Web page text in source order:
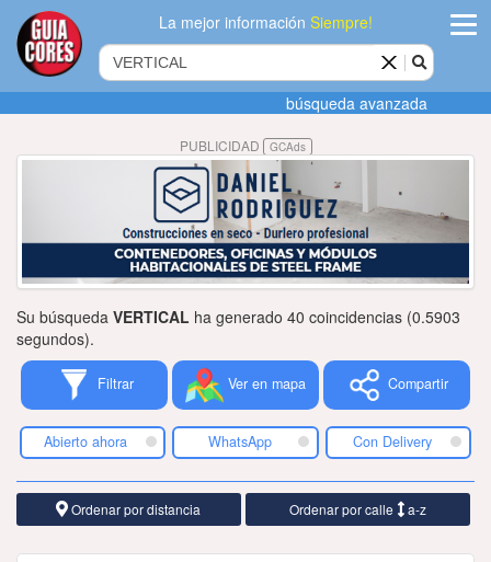
La mejor informaciónSiempre!
Agregar
empresa
datos
Publicidad
Tiendacores
Contactenos
búsqueda avanzada
PUBLICIDAD GCAds
Su búsqueda VERTICAL ha generado 40 coincidencias (0.5903
segundos).
Filtrar Ver en mapa Compartir
Abierto ahora WhatsApp Con Delivery
Ordenar por distancia Ordenar por calle a-z